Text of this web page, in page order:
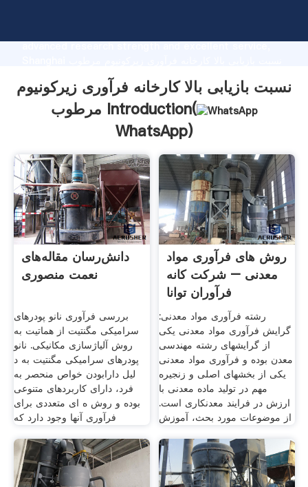
advanced research strength and excellent service,
supplier create the value and bring values to all of
customers.
نسبت بازیابی بالا کارخانه فرآوری زیرکونیوم
مرطوب Introduction(
WhatsApp)
دانش‌رسان مقاله‌های
نعمت منصوری
بررسی فرآوری نانو پودرهای
سرامیکی مگنتیت از هماتیت به
روش آلیاژسازی مکانیکی. نانو
پودرهای سرامیکی مگنتیت به د
لیل دارابودن خواص منحصر به
فرد، دارای کاربردهای متنوعی
بوده و روش ه ای متعددی برای
فرآوری آنها وجود دارد که
روش های فرآوری مواد
معدنی – شرکت کانه
فرآوران توانا
رشته فرآوری مواد معدنی:
گرایش فرآوری مواد معدنی یکی
از گرایش­های رشته مهندسی
معدن بوده و فرآوری مواد معدنی
یکی از بخش­های اصلی و زنجیره
مهم در تولید ماده معدنی با
ارزش در فرایند معدنکاری است.
از موضوعات مورد بحث، آموزش